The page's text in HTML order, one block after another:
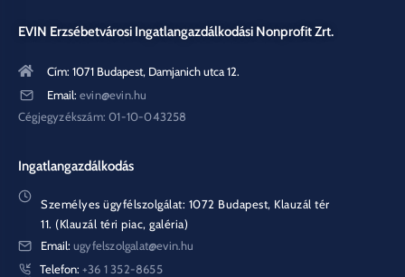
EVIN Erzsébetvárosi Ingatlangazdálkodási Nonprofit Zrt.
Cím: 1071 Budapest, Damjanich utca 12.
Email: evin@evin.hu
Cégjegyzékszám: 01-10-043258
Ingatlangazdálkodás
Személyes ügyfélszolgálat: 1072 Budapest, Klauzál tér
11. (Klauzál téri piac, galéria)
Email: ugyfelszolgalat@evin.hu
Telefon: +36 1 352-8655